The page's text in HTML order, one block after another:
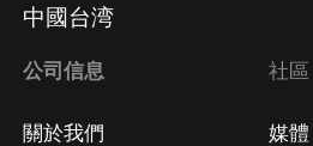
中國台湾
公司信息
關於我們
社區
媒體